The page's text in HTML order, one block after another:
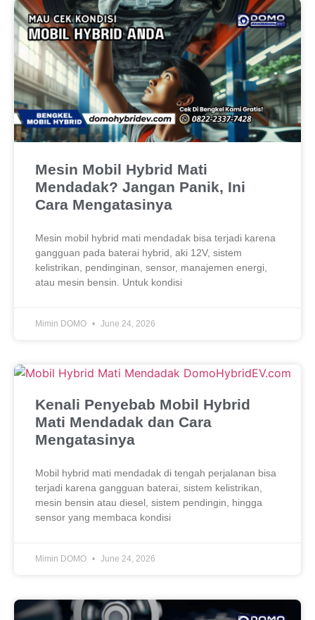
Mesin Mobil Hybrid Mati
Mendadak? Jangan Panik, Ini
Cara Mengatasinya
Mesin mobil hybrid mati mendadak bisa terjadi karena
gangguan pada baterai hybrid, aki 12V, sistem
kelistrikan, pendinginan, sensor, manajemen energi,
atau mesin bensin. Untuk kondisi
Mimin DOMO June 24, 2026
Kenali Penyebab Mobil Hybrid
Mati Mendadak dan Cara
Mengatasinya
Mobil hybrid mati mendadak di tengah perjalanan bisa
terjadi karena gangguan baterai, sistem kelistrikan,
mesin bensin atau diesel, sistem pendingin, hingga
sensor yang membaca kondisi
Mimin DOMO June 24, 2026